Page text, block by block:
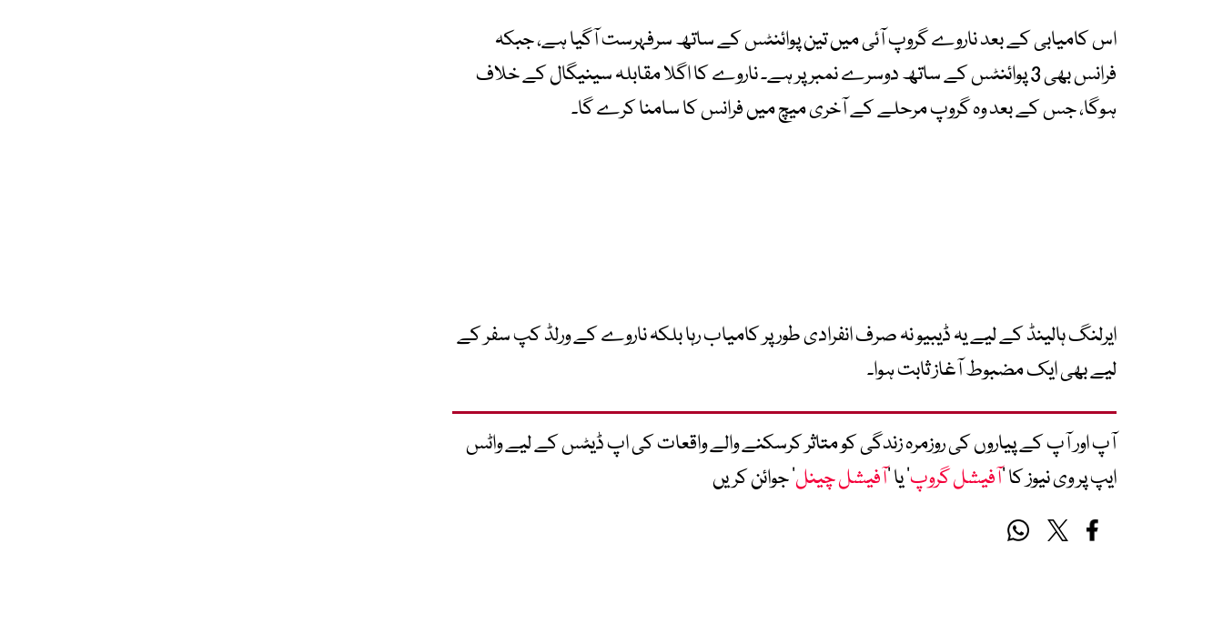
اس کامیابی کے بعد ناروے گروپ آئی میں تین پوائنٹس کے ساتھ سرفہرست آگیا ہے، جبکہ
فرانس بھی 3 پوائنٹس کے ساتھ دوسرے نمبر پر ہے۔ ناروے کا اگلا مقابلہ سینیگال کے خلاف
ہوگا، جس کے بعد وہ گروپ مرحلے کے آخری میچ میں فرانس کا سامنا کرے گا۔
ایرلنگ ہالینڈ کے لیے یہ ڈیبیو نہ صرف انفرادی طور پر کامیاب رہا بلکہ ناروے کے ورلڈ کپ سفر کے
لیے بھی ایک مضبوط آغاز ثابت ہوا۔
آپ اور آپ کے پیاروں کی روزمرہ زندگی کو متاثر کرسکنے والے واقعات کی اپ ڈیٹس کے لیے واٹس
ایپ پر وی نیوز کا ’آفیشل گروپ‘ یا ’آفیشل چینل‘ جوائن کریں